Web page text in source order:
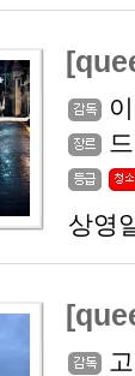
상영